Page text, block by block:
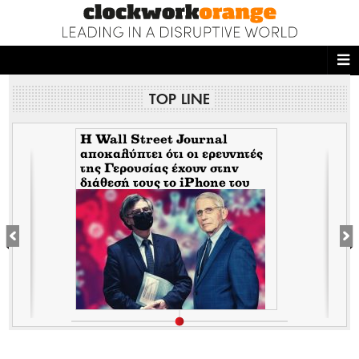
NEWS DESK
THE ONES WHO DO
MAGAZINE
TOP LINE
H Wall Street Journal
αποκαλύπτει ότι οι ερευνητές
της Γερουσίας έχουν στην
διάθεσή τους το iPhone του
Tony Fauci από την περίοδο
της πανδημίας. Τι σημαίνει
αυτό για τον εμπλεκόμενο
Σωτήρη Τσιόδρα